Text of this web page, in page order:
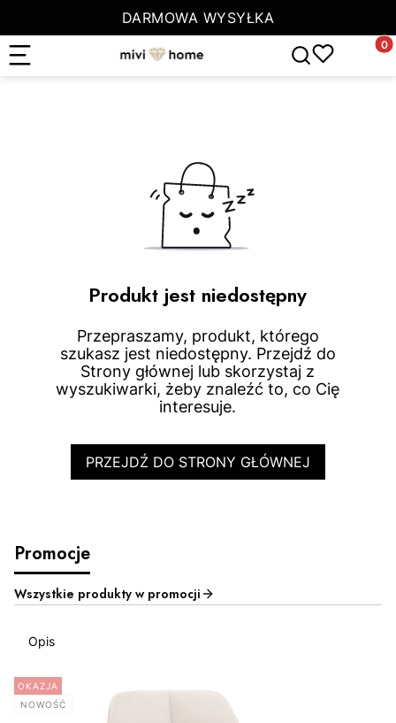
DARMOWA WYSYŁKA
Otwórz
Produkt jest niedostępny
Przepraszamy, produkt, którego
szukasz jest niedostępny. Przejdź do
Strony głównej lub skorzystaj z
wyszukiwarki, żeby znaleźć to, co Cię
interesuje.
PRZEJDŹ DO STRONY GŁÓWNEJ
Promocje
Wszystkie produkty w promocji
Opis
OKAZJA
NOWOŚĆ